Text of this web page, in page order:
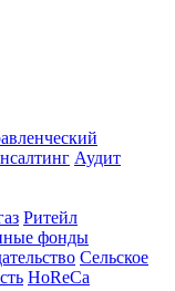
Аудит
Ритейл
фонды
Сельское
HoReCa